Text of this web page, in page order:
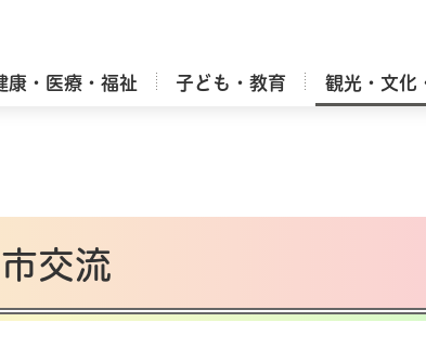
康・医療・福祉 子ども・教育 観光・文化
交流